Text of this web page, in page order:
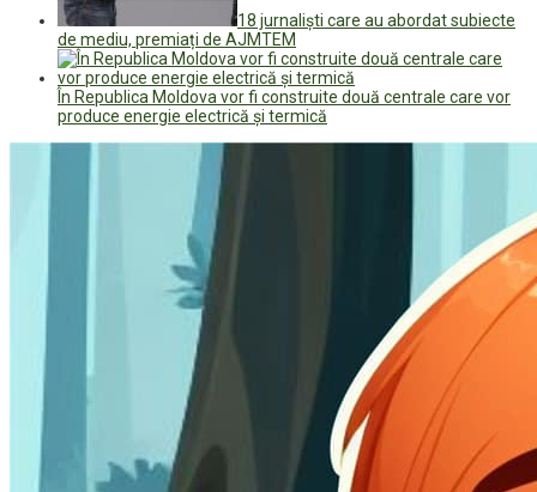
18 jurnaliști care au abordat subiecte
de mediu, premiați de AJMTEM
În Republica Moldova vor fi construite două centrale care vor
produce energie electrică și termică